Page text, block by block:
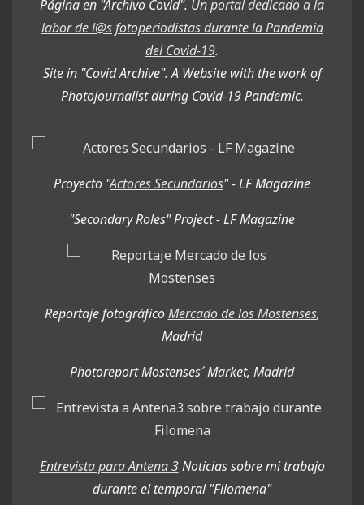
Página en "Archivo Covid". Un portal dedicado a la
labor de l@s fotoperiodistas durante la Pandemia
del Covid-19.
Site in "Covid Archive". A Website with the work of
Photojournalist during Covid-19 Pandemic.
Proyecto "Actores Secundarios" - LF Magazine
"Secondary Roles" Project - LF Magazine
Reportaje fotográficoMercado de los Mostenses,
Madrid
Photoreport Mostenses´ Market, Madrid
Entrevista para Antena 3Noticias sobre mi trabajo
durante el temporal "Filomena"